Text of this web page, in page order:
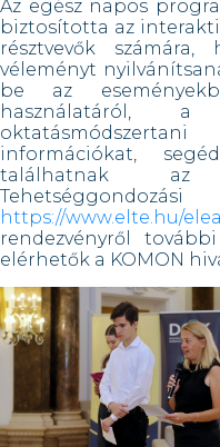
Az egész napos
biztosította az
résztvevők számára,
véleményt
be az
használatáról,
információkat,
találhatnak az
https://www.elte.hu/
rendezvényről
elérhetők a KOMON